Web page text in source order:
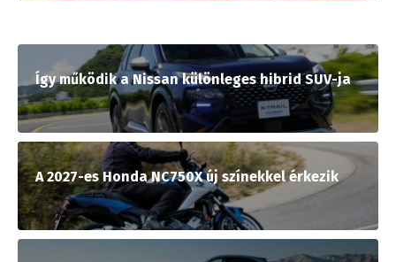
Így működik a Nissan különleges hibrid SUV-ja
A 2027-es Honda NC750X új színekkel érkezik